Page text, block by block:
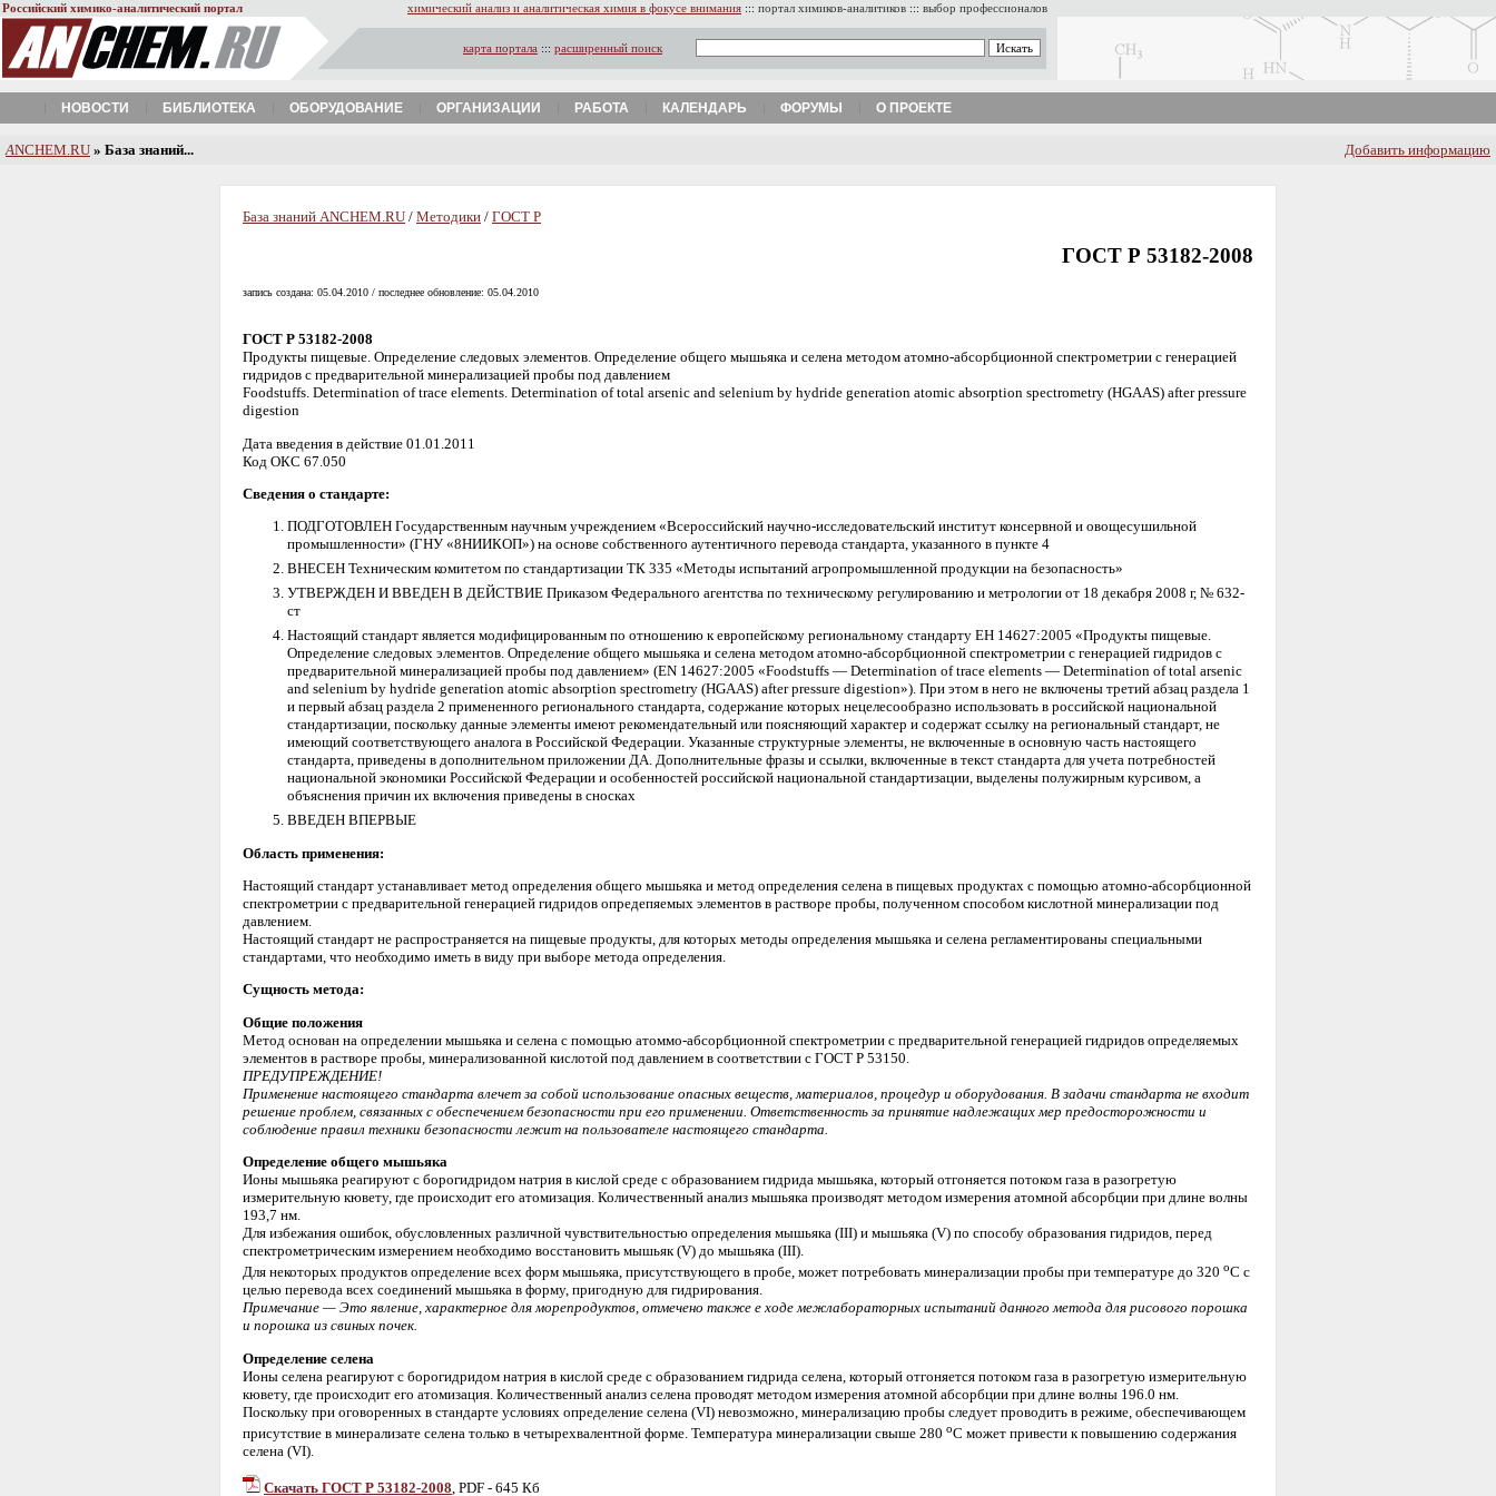
Российский химико-аналитический портал химический анализ и аналитическая химия в фокусе внимания ::: портал химиков-аналитиков ::: выбор профессионалов
карта портала ::: расширенный поиск
НОВОСТИ БИБЛИОТЕКА ОБОРУДОВАНИЕ ОРГАНИЗАЦИИ РАБОТА КАЛЕНДАРЬ ФОРУМЫ О ПРОЕКТЕ
ANCHEM.RU » База знаний... Добавить информацию
База знаний ANCHEM.RU / Методики / ГОСТ Р
ГОСТ Р 53182-2008
запись создана: 05.04.2010 / последнее обновление: 05.04.2010
ГОСТ Р 53182-2008
Продукты пищевые. Определение следовых элементов. Определение общего мышьяка и селена методом атомно-абсорбционной спектрометрии с генерацией
гидридов с предварительной минерализацией пробы под давлением
Foodstuffs. Determination of trace elements. Determination of total arsenic and selenium by hydride generation atomic absorption spectrometry (HGAAS) after pressure
digestion
Дата введения в действие 01.01.2011
Код ОКС 67.050
Сведения о стандарте:
ПОДГОТОВЛЕН Государственным научным учреждением «Всероссийский научно-исследовательский институт консервной и овощесушильной
промышленности» (ГНУ «8НИИКОП») на основе собственного аутентичного перевода стандарта, указанного в пункте 4
ВНЕСЕН Техническим комитетом по стандартизации ТК 335 «Методы испытаний агропромышленной продукции на безопасность»
УТВЕРЖДЕН И ВВЕДЕН В ДЕЙСТВИЕ Приказом Федерального агентства по техническому регулированию и метрологии от 18 декабря 2008 г, № 632-
ст
Настоящий стандарт является модифицированным по отношению к европейскому региональному стандарту ЕН 14627:2005 «Продукты пищевые.
Определение следовых элементов. Определение общего мышьяка и селена методом атомно-абсорбционной спектрометрии с генерацией гидридов с
предварительной минерализацией пробы под давлением» (EN 14627:2005 «Foodstuffs — Determination of trace elements — Determination of total arsenic
and selenium by hydride generation atomic absorption spectrometry (HGAAS) after pressure digestion»). При этом в него не включены третий абзац раздела 1
и первый абзац раздела 2 примененного регионального стандарта, содержание которых нецелесообразно использовать в российской национальной
стандартизации, поскольку данные элементы имеют рекомендательный или поясняющий характер и содержат ссылку на региональный стандарт, не
имеющий соответствующего аналога в Российской Федерации. Указанные структурные элементы, не включенные в основную часть настоящего
стандарта, приведены в дополнительном приложении ДА. Дополнительные фразы и ссылки, включенные в текст стандарта для учета потребностей
национальной экономики Российской Федерации и особенностей российской национальной стандартизации, выделены полужирным курсивом, а
объяснения причин их включения приведены в сносках
ВВЕДЕН ВПЕРВЫЕ
Область применения:
Настоящий стандарт устанавливает метод определения общего мышьяка и метод определения селена в пищевых продуктах с помощью атомно-абсорбционной
спектрометрии с предварительной генерацией гидридов опредепяемых элементов в растворе пробы, полученном способом кислотной минерализации под
давлением.
Настоящий стандарт не распространяется на пищевые продукты, для которых методы определения мышьяка и селена регламентированы специальными
стандартами, что необходимо иметь в виду при выборе метода определения.
Сущность метода:
Общие положения
Метод основан на определении мышьяка и селена с помощью атоммо-абсорбционной спектрометрии с предварительной генерацией гидридов определяемых
элементов в растворе пробы, минерализованной кислотой под давлением в соответствии с ГОСТ Р 53150.
ПРЕДУПРЕЖДЕНИЕ!
Применение настоящего стандарта влечет за собой использование опасных веществ, материалов, процедур и оборудования. В задачи стандарта не входит
решение проблем, связанных с обеспечением безопасности при его применении. Ответственность за принятие надлежащих мер предосторожности и
соблюдение правил техники безопасности лежит на пользователе настоящего стандарта.
Определение общего мышьяка
Ионы мышьяка реагируют с борогидридом натрия в кислой среде с образованием гидрида мышьяка, который отгоняется потоком газа в разогретую
измерительную кювету, где происходит его атомизация. Количественный анализ мышьяка производят методом измерения атомной абсорбции при длине волны
193,7 нм.
Для избежания ошибок, обусловленных различной чувствительностью определения мышьяка (III) и мышьяка (V) по способу образования гидридов, перед
спектрометрическим измерением необходимо восстановить мышьяк (V) до мышьяка (III).
Для некоторых продуктов определение всех форм мышьяка, присутствующего в пробе, может потребовать минерализации пробы при температуре до 320 oС с
целью перевода всех соединений мышьяка в форму, пригодную для гидрирования.
Примечание — Это явление, характерное для морепродуктов, отмечено также е ходе межлабораторных испытаний данного метода для рисового порошка
и порошка из свиных почек.
Определение селена
Ионы селена реагируют с борогидридом натрия в кислой среде с образованием гидрида селена, который отгоняется потоком газа в разогретую измерительную
кювету, где происходит его атомизация. Количественный анализ селена проводят методом измерения атомной абсорбции при длине волны 196.0 нм.
Поскольку при оговоренных в стандарте условиях определение селена (VI) невозможно, минерализацию пробы следует проводить в режиме, обеспечивающем
присутствие в минерализате селена только в четырехвалентной форме. Температура минерализации свыше 280 oС может привести к повышению содержания
селена (VI).
Скачать ГОСТ Р 53182-2008, PDF - 645 Кб